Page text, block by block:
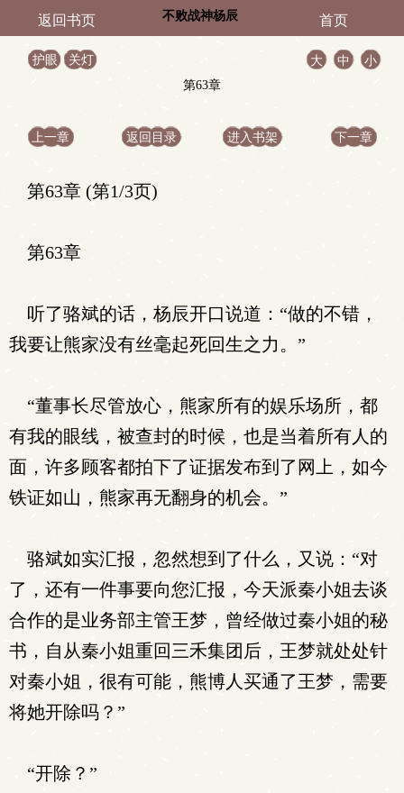
返回书页 不败战神杨辰 首页
护眼 关灯 大 中
小
第63章
上一章 返回目录 进入书架 下一章
第63章 (第1/3页)
第63章
听了骆斌的话，杨辰开口说道：“做的不错，
我要让熊家没有丝毫起死回生之力。”
“董事长尽管放心，熊家所有的娱乐场所，都
有我的眼线，被查封的时候，也是当着所有人的
面，许多顾客都拍下了证据发布到了网上，如今
铁证如山，熊家再无翻身的机会。”
骆斌如实汇报，忽然想到了什么，又说：“对
了，还有一件事要向您汇报，今天派秦小姐去谈
合作的是业务部主管王梦，曾经做过秦小姐的秘
书，自从秦小姐重回三禾集团后，王梦就处处针
对秦小姐，很有可能，熊博人买通了王梦，需要
将她开除吗？”
“开除？”